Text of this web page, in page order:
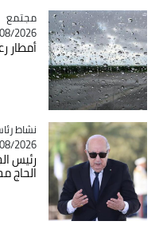
Catégorie
مجتمع
2026 - 15:37
أمطار
Catégorie
نشاط
2026 - 15:34
رئيس
الحاج